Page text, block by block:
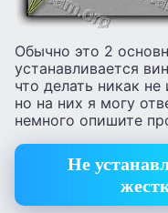
Обычно это 2
устанавливается
что делать никак
но на них я могу
немного опишите
Не